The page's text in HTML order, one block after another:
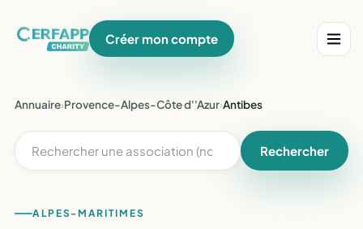
Créer mon compte
Annuaire›Provence-Alpes-Côte d''Azur›Antibes
Rechercher
ALPES-MARITIMES